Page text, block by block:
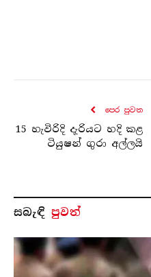
පෙර පුව​ත
15 හැවිරිදි දැරියට හදි කළ
ටියුෂන් ගුරා අල්ලයි
සබැ​ඳි පුවත්